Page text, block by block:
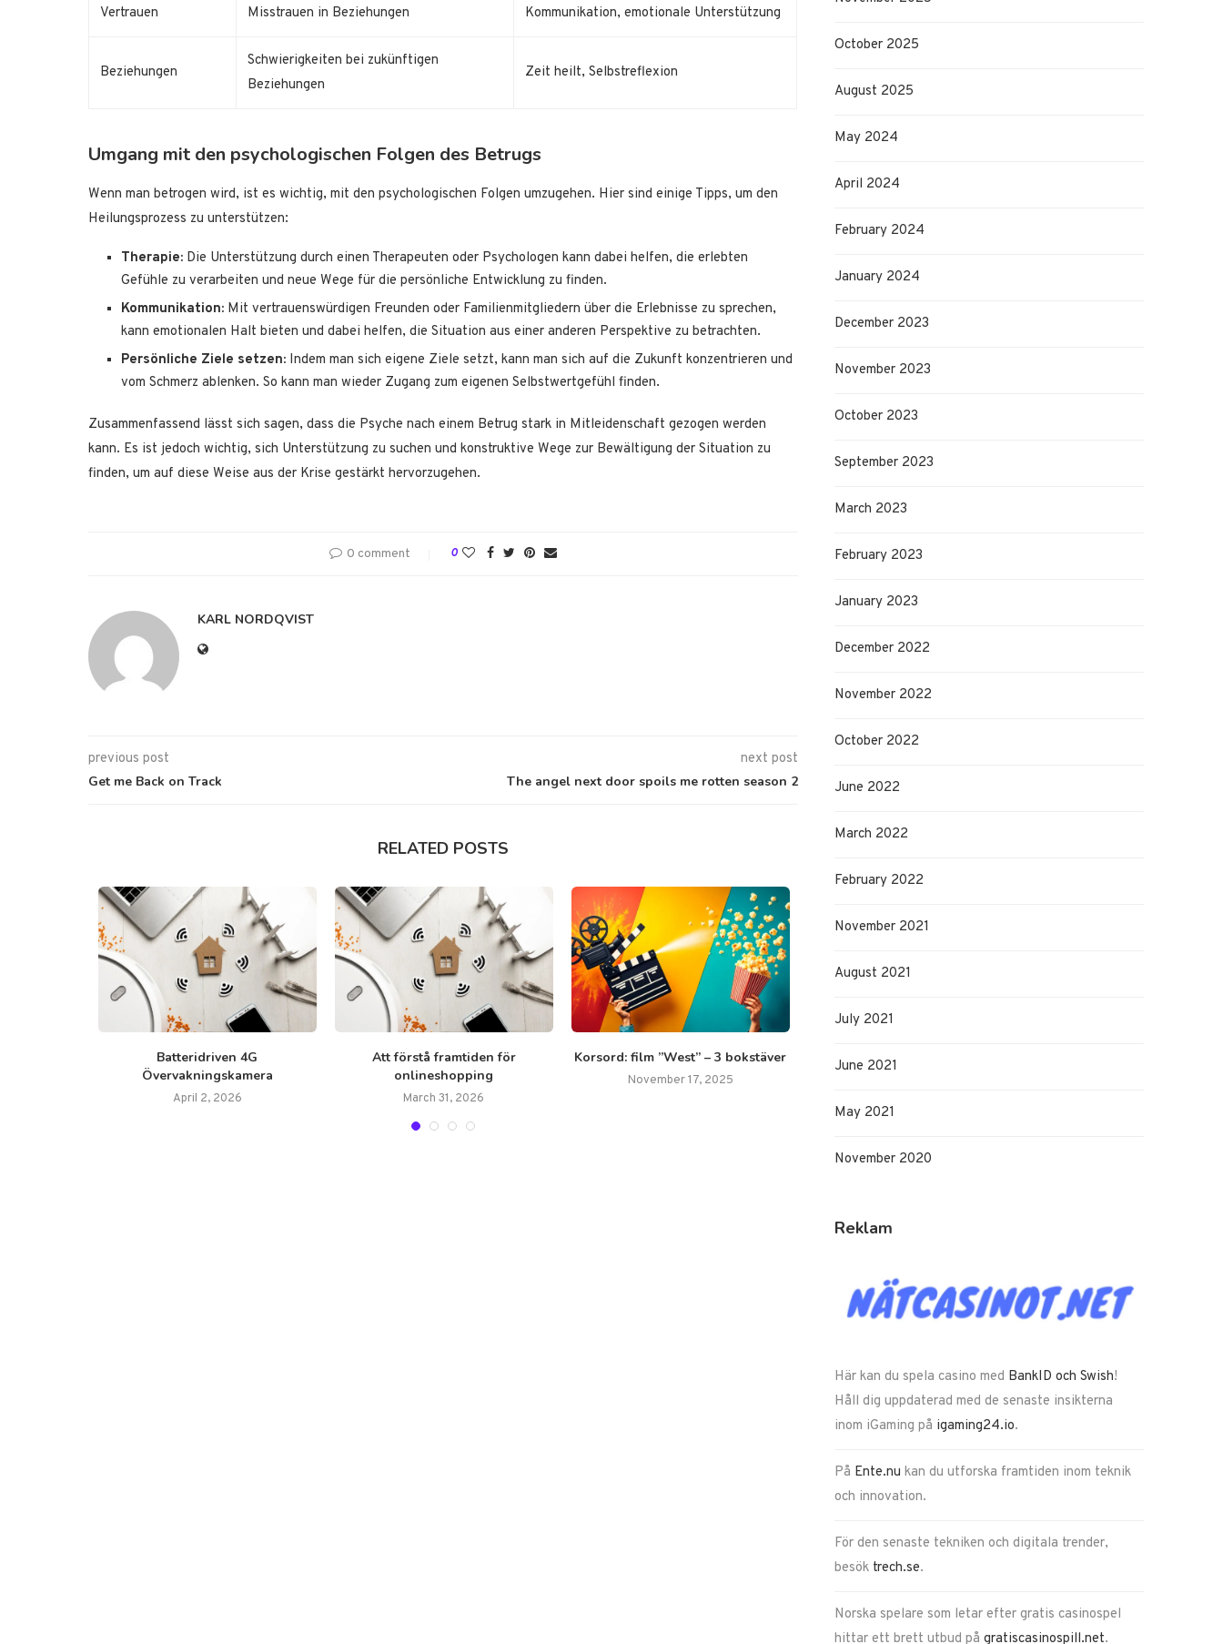
Vertrauen Misstrauen in Beziehungen Kommunikation, emotionale Unterstützung
Beziehungen
Schwierigkeiten bei zukünftigen
Beziehungen
Zeit heilt, Selbstreflexion
Umgang mit den psychologischen Folgen des Betrugs
Wenn man betrogen wird, ist es wichtig, mit den psychologischen Folgen umzugehen. Hier sind einige Tipps, um den
Heilungsprozess zu unterstützen:
Therapie: Die Unterstützung durch einen Therapeuten oder Psychologen kann dabei helfen, die erlebten
Gefühle zu verarbeiten und neue Wege für die persönliche Entwicklung zu finden.
Kommunikation: Mit vertrauenswürdigen Freunden oder Familienmitgliedern über die Erlebnisse zu sprechen,
kann emotionalen Halt bieten und dabei helfen, die Situation aus einer anderen Perspektive zu betrachten.
Persönliche Ziele setzen: Indem man sich eigene Ziele setzt, kann man sich auf die Zukunft konzentrieren und
vom Schmerz ablenken. So kann man wieder Zugang zum eigenen Selbstwertgefühl finden.
Zusammenfassend lässt sich sagen, dass die Psyche nach einem Betrug stark in Mitleidenschaft gezogen werden
kann. Es ist jedoch wichtig, sich Unterstützung zu suchen und konstruktive Wege zur Bewältigung der Situation zu
finden, um auf diese Weise aus der Krise gestärkt hervorzugehen.
0 comment 0
KARL NORDQVIST
previous post
Get me Back on Track
next post
The angel next door spoils me rotten season 2
RELATED POSTS
Batteridriven 4G
Övervakningskamera
April 2, 2026
Att förstå framtiden för
onlineshopping
March 31, 2026
Korsord: film ”West” – 3 bokstäver
November 17, 2025
Vilka filmer måste man se i sitt liv?
October 2025
August 2025
May 2024
April 2024
February 2024
January 2024
December 2023
November 2023
October 2023
September 2023
March 2023
February 2023
January 2023
December 2022
November 2022
October 2022
June 2022
March 2022
February 2022
November 2021
August 2021
July 2021
June 2021
May 2021
November 2020
Reklam
Här kan du spela casino med BankID och Swish!
Håll dig uppdaterad med de senaste insikterna
inom iGaming på igaming24.io.
På Ente.nu kan du utforska framtiden inom teknik
och innovation.
För den senaste tekniken och digitala trender,
besök trech.se.
Norska spelare som letar efter gratis casinospel
hittar ett brett utbud på gratiscasinospill.net.